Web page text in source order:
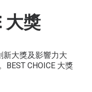
大獎
新大獎及影響力大
CHOICE 大獎